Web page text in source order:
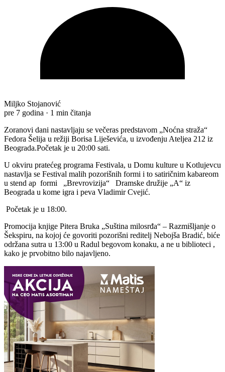
Miljko Stojanović
pre 7 godina · 1 min čitanja
Zoranovi dani nastavljaju se večeras predstavom „Noćna straža“
Fedora Šelija u režiji Borisa Liješevića, u izvođenju Ateljea 212 iz
Beograda.Početak je u 20:00 sati.
U okviru pratećeg programa Festivala, u Domu kulture u Kotlujevcu
nastavlja se Festival malih pozorišnih formi i to satiričnim kabareom
u stend ap formi „Brevrovizija“ Dramske družije „A“ iz
Beograda u kome igra i peva Vladimir Cvejić.
Početak je u 18:00.
Promocija knjige Pitera Bruka „Suština milosrđa“ – Razmišljanje o
Šekspiru, na kojoj će govoriti pozorišni reditelj Nebojša Bradić, biće
održana sutra u 13:00 u Radul begovom konaku, a ne u biblioteci ,
kako je prvobitno bilo najavljeno.